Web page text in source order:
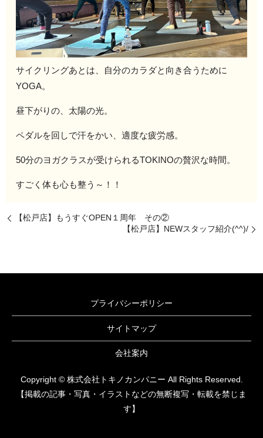
サイクリングあとは、自分のカラダと向き合うために
YOGA。
昼下がりの、太陽の光。
ペダルを回しで汗をかい、適度な疲労感。
50分のヨガクラスが受けられるTOKINOの贅沢な時間。
すごく体も心も整う～！！
【松戸店】もうすぐOPEN１周年 その②
【松戸店】NEWスタッフ紹介(^^)/
プライバシーポリシー
サイトマップ
会社案内
Copyright © 株式会社トキノカンパニー All Rights Reserved.
【掲載の記事・写真・イラストなどの無断複写・転載を禁じま
す】